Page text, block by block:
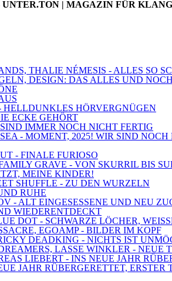
| MAGAZIN FÜR
THALIE NÉMESIS - ALLES SO
DESIGN: DAS ALLES UND
HELLDUNKLES HÖRVERGNÜGEN
ECKE GEHÖRT
IMMER NOCH NICHT FERTIG
- MOMENT, 2025! WIR SIND NOCH
- FINALE FURIOSO
GRAVE - VON SKURRIL BIS
MEINE KINDER!
SHUFFLE - ZU DEN WURZELN
RUHE
- ALT EINGESESSENE UND NEU
WIEDERENTDECKT
DOT - SCHWARZE LÖCHER,
EGOAMP - BILDER IM KOPF
DEADKING - NICHTS IST
LASSE WINKLER - NEUE
LIEBERT - INS NEUE JAHR
JAHR RÜBERGERETTET, ERSTER